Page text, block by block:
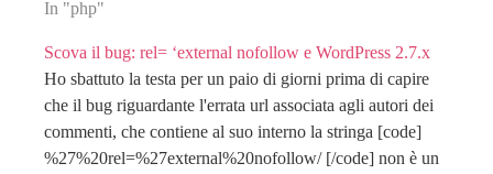
In "php"
Scova il bug: rel= ‘external nofollow e WordPress 2.7.x
Ho sbattuto la testa per un paio di giorni prima di capire
che il bug riguardante l'errata url associata agli autori dei
commenti, che contiene al suo interno la stringa [code]
%27%20rel=%27external%20nofollow/ [/code] non è un